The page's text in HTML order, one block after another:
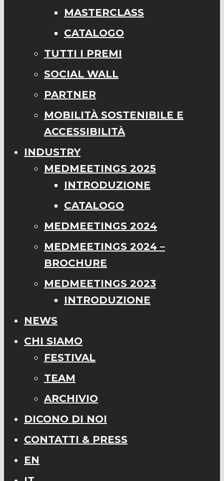
MASTERCLASS
CATALOGO
TUTTI I PREMI
SOCIAL WALL
PARTNER
MOBILITÀ SOSTENIBILE E
ACCESSIBILITÀ
INDUSTRY
MEDMEETINGS 2025
INTRODUZIONE
CATALOGO
MEDMEETINGS 2024
MEDMEETINGS 2024 –
BROCHURE
MEDMEETINGS 2023
INTRODUZIONE
NEWS
CHI SIAMO
FESTIVAL
TEAM
ARCHIVIO
DICONO DI NOI
CONTATTI & PRESS
EN